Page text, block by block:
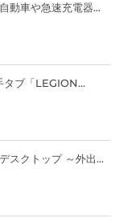
動車や急速充電器を
量の％表示なし
近の投稿 カテゴリー
タブ「LEGION
スクトップ ～外出先